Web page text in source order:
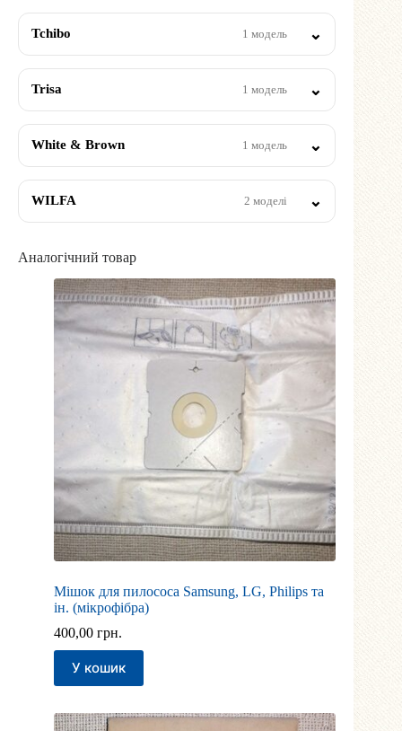
Tchibo 1 модель
Trisa 1 модель
White & Brown 1 модель
WILFA 2 моделі
Аналогічний товар
Мішок для пилососа Samsung, LG, Philips та
ін. (мікрофібра)
400,00 грн.
У кошик